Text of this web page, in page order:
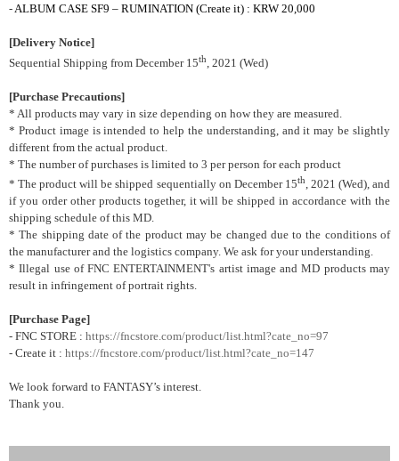
-ALBUM CASE SF9 – RUMINATION (Create it) : KRW 20,000
[Delivery Notice]
Sequential Shipping from December 15th , 2021 (Wed)
[Purchase Precautions]
* All products may vary in size depending on how they are measured.
* Product image is intended to help the understanding, and it may be slightly
different from the actual product.
* The number of purchases is limited to 3 per person for each product
* The product will be shipped sequentially on December 15th, 2021 (Wed), and
if you order other products together, it will be shipped in accordance with the
shipping schedule of this MD.
* The shipping date of the product may be changed due to the conditions of
the manufacturer and the logistics company. We ask for your understanding.
* Illegal use of FNC ENTERTAINMENT's artist image and MD products may
result in infringement of portrait rights.
[Purchase Page]
- FNC STORE : https://fncstore.com/product/list.html?cate_no=97
- Create it : https://fncstore.com/product/list.html?cate_no=147
We look forward to FANTASY’s interest.
Thank you.